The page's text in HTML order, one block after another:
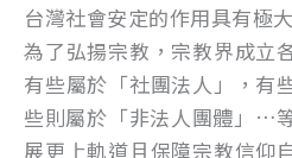
台灣社會安定的作用具有極
為了弘揚宗教，宗教界成立
有些屬於「社團法人」，有
些則屬於「非法人團體」…
展更上軌道且保障宗教信仰